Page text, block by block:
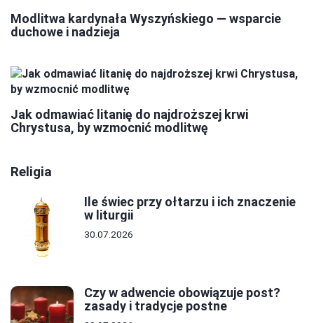
Modlitwa kardynała Wyszyńskiego — wsparcie
duchowe i nadzieja
Jak odmawiać litanię do najdroższej krwi
Chrystusa, by wzmocnić modlitwę
Religia
Ile świec przy ołtarzu i ich znaczenie
w liturgii
30.07.2026
Czy w adwencie obowiązuje post?
zasady i tradycje postne